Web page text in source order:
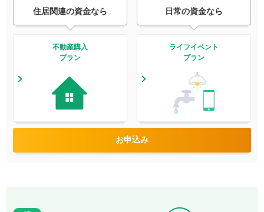
住居関連の資金なら
不動産購入
プラン
日常の資金なら
ライフイベント
プラン
お申込み